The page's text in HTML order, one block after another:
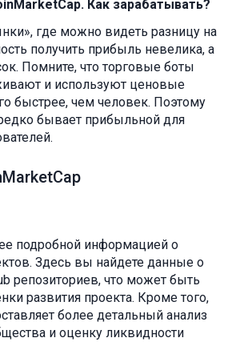
Как зарабатывать?
где можно видеть разницу на
получить прибыль невелика, а
Помните, что торговые боты
и используют ценовые
быстрее, чем человек. Поэтому
редко бывает прибыльной для
подробной информацией о
Здесь вы найдете данные о
репозиториев, что может быть
развития проекта. Кроме того,
более детальный анализ
и оценку ликвидности